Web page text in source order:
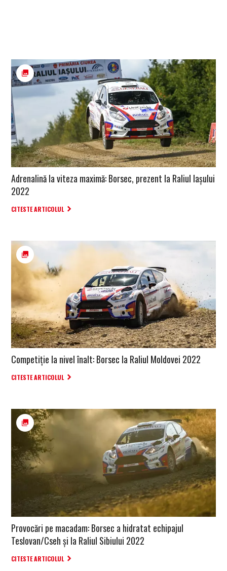
Adrenalină la viteza maximă: Borsec, prezent la Raliul Iașului
2022
CITESTE ARTICOLUL
Competiție la nivel înalt: Borsec la Raliul Moldovei 2022
CITESTE ARTICOLUL
Provocări pe macadam: Borsec a hidratat echipajul
Teslovan/Cseh și la Raliul Sibiului 2022
CITESTE ARTICOLUL